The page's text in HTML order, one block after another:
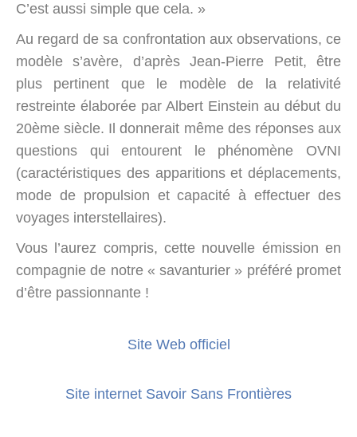
C’est aussi simple que cela. »
Au regard de sa confrontation aux observations, ce
modèle s’avère, d’après Jean-Pierre Petit, être
plus pertinent que le modèle de la relativité
restreinte élaborée par Albert Einstein au début du
20ème siècle. Il donnerait même des réponses aux
questions qui entourent le phénomène OVNI
(caractéristiques des apparitions et déplacements,
mode de propulsion et capacité à effectuer des
voyages interstellaires).
Vous l’aurez compris, cette nouvelle émission en
compagnie de notre « savanturier » préféré promet
d’être passionnante !
Site Web officiel
Site internet Savoir Sans Frontières